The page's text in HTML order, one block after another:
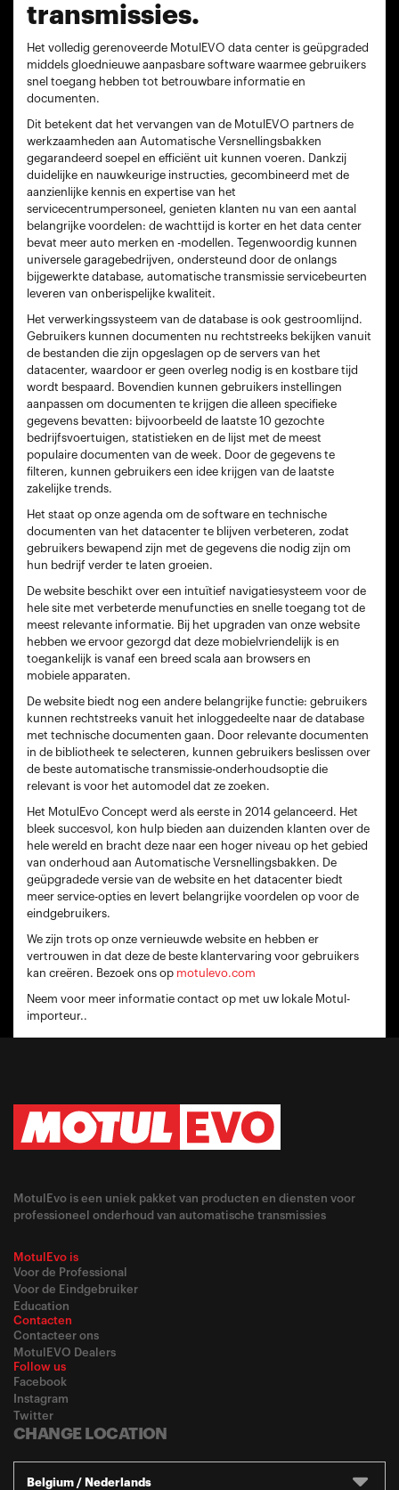
transmissies.
Het volledig gerenoveerde MotulEVO data center is geüpgraded
middels gloednieuwe aanpasbare software waarmee gebruikers
snel toegang hebben tot betrouwbare informatie en
documenten.
Dit betekent dat het vervangen van de MotulEVO partners de
werkzaamheden aan Automatische Versnellingsbakken
gegarandeerd soepel en efficiënt uit kunnen voeren. Dankzij
duidelijke en nauwkeurige instructies, gecombineerd met de
aanzienlijke kennis en expertise van het
servicecentrumpersoneel, genieten klanten nu van een aantal
belangrijke voordelen: de wachttijd is korter en het data center
bevat meer auto merken en -modellen. Tegenwoordig kunnen
universele garagebedrijven, ondersteund door de onlangs
bijgewerkte database, automatische transmissie servicebeurten
leveren van onberispelijke kwaliteit.
Het verwerkingssysteem van de database is ook gestroomlijnd.
Gebruikers kunnen documenten nu rechtstreeks bekijken vanuit
de bestanden die zijn opgeslagen op de servers van het
datacenter, waardoor er geen overleg nodig is en kostbare tijd
wordt bespaard. Bovendien kunnen gebruikers instellingen
aanpassen om documenten te krijgen die alleen specifieke
gegevens bevatten: bijvoorbeeld de laatste 10 gezochte
bedrijfsvoertuigen, statistieken en de lijst met de meest
populaire documenten van de week. Door de gegevens te
filteren, kunnen gebruikers een idee krijgen van de laatste
zakelijke trends.
Het staat op onze agenda om de software en technische
documenten van het datacenter te blijven verbeteren, zodat
gebruikers bewapend zijn met de gegevens die nodig zijn om
hun bedrijf verder te laten groeien.
De website beschikt over een intuïtief navigatiesysteem voor de
hele site met verbeterde menufuncties en snelle toegang tot de
meest relevante informatie. Bij het upgraden van onze website
hebben we ervoor gezorgd dat deze mobielvriendelijk is en
toegankelijk is vanaf een breed scala aan browsers en
mobiele apparaten.
De website biedt nog een andere belangrijke functie: gebruikers
kunnen rechtstreeks vanuit het inloggedeelte naar de database
met technische documenten gaan. Door relevante documenten
in de bibliotheek te selecteren, kunnen gebruikers beslissen over
de beste automatische transmissie-onderhoudsoptie die
relevant is voor het automodel dat ze zoeken.
Het MotulEvo Concept werd als eerste in 2014 gelanceerd. Het
bleek succesvol, kon hulp bieden aan duizenden klanten over de
hele wereld en bracht deze naar een hoger niveau op het gebied
van onderhoud aan Automatische Versnellingsbakken. De
geüpgradede versie van de website en het datacenter biedt
meer service-opties en levert belangrijke voordelen op voor de
eindgebruikers.
We zijn trots op onze vernieuwde website en hebben er
vertrouwen in dat deze de beste klantervaring voor gebruikers
kan creëren. Bezoek ons ​​op motulevo.com
Neem voor meer informatie contact op met uw lokale Motul-
importeur..
MotulEvo is een uniek pakket van producten en diensten voor
professioneel onderhoud van automatische transmissies
MotulEvo is
Voor de Professional
Voor de Eindgebruiker
Education
Contacten
Contacteer ons
MotulEVO Dealers
Follow us
Facebook
Instagram
Twitter
CHANGE LOCATION
Belgium / Nederlands